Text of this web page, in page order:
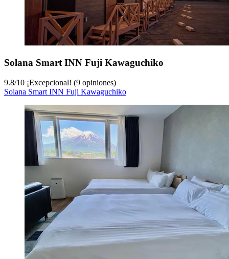
Solana Smart INN Fuji Kawaguchiko
9.8/10 ¡Excepcional! (9 opiniones)
Solana Smart INN Fuji Kawaguchiko